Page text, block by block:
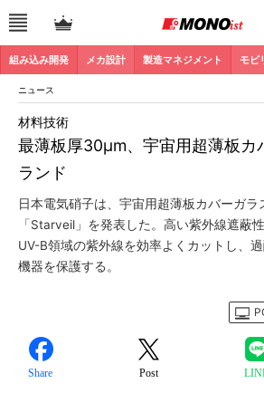
組み込み開発 メカ設計 製造マネジメント モビ
ニュース
最薄板厚30μm、宇宙用超薄板カ
ランド
材料技術
日本電気硝子は、宇宙用超薄板カバーガラ
「Starveil」を発表した。高い紫外線遮蔽
UV-B領域の紫外線を効率よくカットし、
機器を保護する。
Share Post